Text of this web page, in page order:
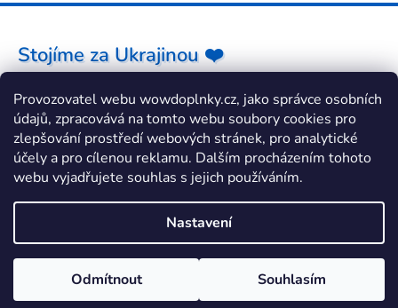
Provozovatel webu wowdoplnky.cz, jako správce osobních
údajů, zpracovává na tomto webu soubory cookies pro
zlepšování prostředí webových stránek, pro analytické
účely a pro cílenou reklamu. Dalším procházením tohoto
webu vyjadřujete souhlas s jejich používáním.
Nastavení
Odmítnout Souhlasím
Stojíme za Ukrajinou ❤️
Jak a čím pomoci »